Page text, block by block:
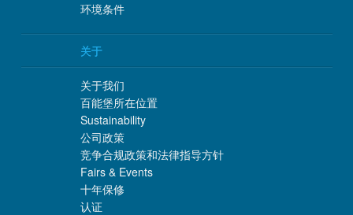
环境条件
关于
关于我们
百能堡所在位置
Sustainability
公司政策
竞争合规政策和法律指导方针
Fairs & Events
十年保修
认证